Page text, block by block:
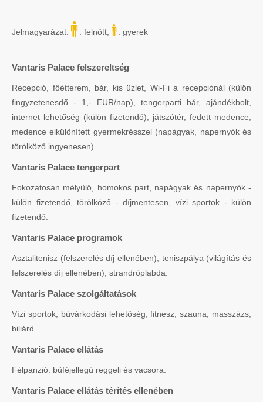
Jelmagyarázat: : felnőtt, : gyerek
Vantaris Palace felszereltség
Recepció, főétterem, bár, kis üzlet, Wi-Fi a recepciónál (külön
fingyzetenesdő - 1,- EUR/nap), tengerparti bár, ajándékbolt,
internet lehetőség (külön fizetendő), játszótér, fedett medence,
medence elkülönített gyermekrésszel (napágyak, napernyők és
törölköző ingyenesen).
Vantaris Palace tengerpart
Fokozatosan mélyülő, homokos part, napágyak és napernyők -
külön fizetendő, törölköző - díjmentesen, vízi sportok - külön
fizetendő.
Vantaris Palace programok
Asztalitenisz (felszerelés díj ellenében), teniszpálya (világítás és
felszerelés díj ellenében), strandröplabda.
Vantaris Palace szolgáltatások
Vízi sportok, búvárkodási lehetőség, fitnesz, szauna, masszázs,
biliárd.
Vantaris Palace ellátás
Félpanzió: büféjellegű reggeli és vacsora.
Vantaris Palace ellátás térítés ellenében